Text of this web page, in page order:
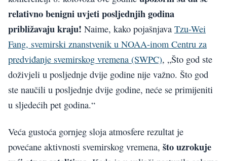
relativno benigni uvjeti posljednjih godina
približavaju kraju! Naime, kako pojašnjava Tzu-Wei
Fang, svemirski znanstvenik u NOAA-inom Centru za
predviđanje svemirskog vremena (SWPC), „Što god ste
doživjeli u posljednje dvije godine nije važno. Što god
ste naučili u posljednje dvije godine, neće se primijeniti
u sljedećih pet godina.“
Veća gustoća gornjeg sloja atmosfere rezultat je
povećane aktivnosti svemirskog vremena, što uzrokuje